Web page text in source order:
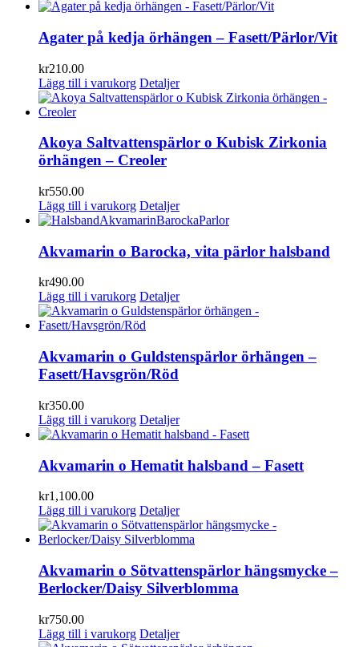
Agater på kedja örhängen – Fasett/Pärlor/Vit
kr210.00
Lägg till i varukorg Detaljer
Akoya Saltvattenspärlor o Kubisk Zirkonia
örhängen – Creoler
kr550.00
Lägg till i varukorg Detaljer
Akvamarin o Barocka, vita pärlor halsband
kr490.00
Lägg till i varukorg Detaljer
Akvamarin o Guldstenspärlor örhängen –
Fasett/Havsgrön/Röd
kr350.00
Lägg till i varukorg Detaljer
Akvamarin o Hematit halsband – Fasett
kr1,100.00
Lägg till i varukorg Detaljer
Akvamarin o Sötvattenspärlor hängsmycke –
Berlocker/Daisy Silverblomma
kr750.00
Lägg till i varukorg Detaljer